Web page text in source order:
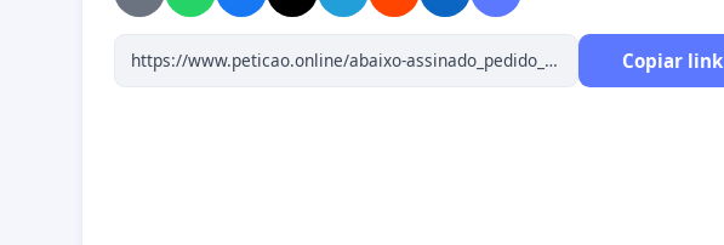
Copiar link